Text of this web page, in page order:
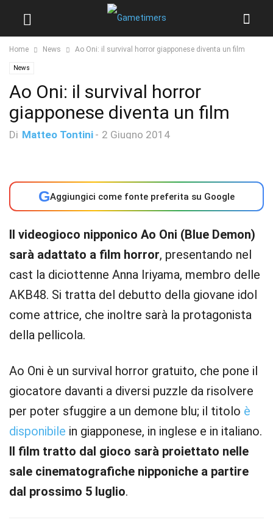
Home News Ao Oni: il survival horror giapponese diventa un film
News
Ao Oni: il survival horror
giapponese diventa un film
Di Matteo Tontini - 2 Giugno 2014
GAggiungici come fonte preferita su Google
Il videogioco nipponico Ao Oni (Blue Demon)
sarà adattato a film horror, presentando nel
cast la diciottenne Anna Iriyama, membro delle
AKB48. Si tratta del debutto della giovane idol
come attrice, che inoltre sarà la protagonista
della pellicola.
Ao Oni è un survival horror gratuito, che pone il
giocatore davanti a diversi puzzle da risolvere
per poter sfuggire a un demone blu; il titolo è
disponibile in giapponese, in inglese e in italiano.
Il film tratto dal gioco sarà proiettato nelle
sale cinematografiche nipponiche a partire
dal prossimo 5 luglio.